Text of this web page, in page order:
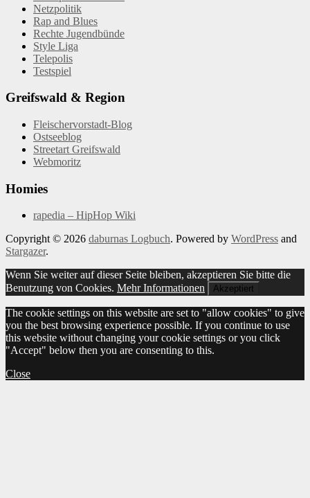
Netzpolitik
Rap and Blues
Rechte Jugendbünde
Style Liga
Telepolis
Testspiel
Greifswald & Region
Fleischervorstadt-Blog
Ostseeblog
Streetart Greifswald
Webmoritz
Homies
rapedia – HipHop Wiki
Copyright © 2026 daburnas Logbuch. Powered by WordPress and
Stargazer.
Wenn Sie weiter auf dieser Seite bleiben, akzeptieren Sie bitte die
Benutzung von Cookies. Mehr Informationen Akzeptiert
The cookie settings on this website are set to "allow cookies" to give
you the best browsing experience possible. If you continue to use
this website without changing your cookie settings or you click
"Accept" below then you are consenting to this.
Close